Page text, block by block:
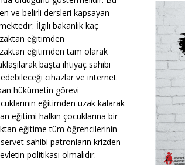
ve belirli dersleri kapsayan
İlgili bakanlık kaç
eğitimden
eğitimden tam olarak
başta ihtiyaç sahibi
cihazlar ve internet
hükümetin görevi
eğitimden uzak kalarak
eğitimi halkın çocuklarına bir
eğitime tüm öğrencilerinin
sahibi patronların krizden
politikası olmalıdır.